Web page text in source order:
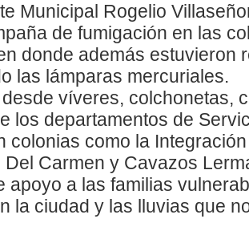
Municipal Rogelio
de fumigación en las
donde además estuvieron
las lámparas mercuriales.
víveres, colchonetas,
los departamentos de
colonias como la
Del Carmen y Cavazos
apoyo a las familias
la ciudad y las lluvias que